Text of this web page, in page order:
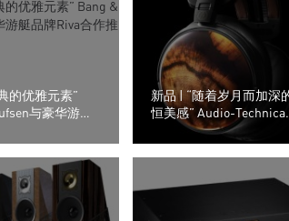
的优雅元素”
与豪华游艇
新品 | “随着岁月而加深
恒美感” Audio-Technica
ATH-AWKG Kurogaki木
壳耳机